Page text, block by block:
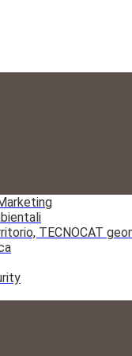
TECNOCAT